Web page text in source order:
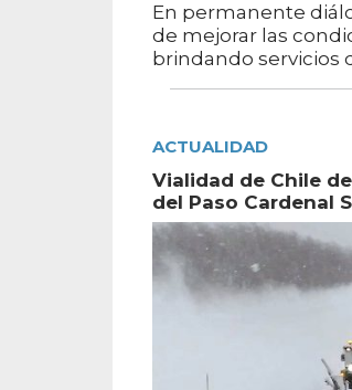
En permanente
de mejorar las
brindando servicios
ACTUALIDAD
Vialidad de Chile
del Paso Cardenal